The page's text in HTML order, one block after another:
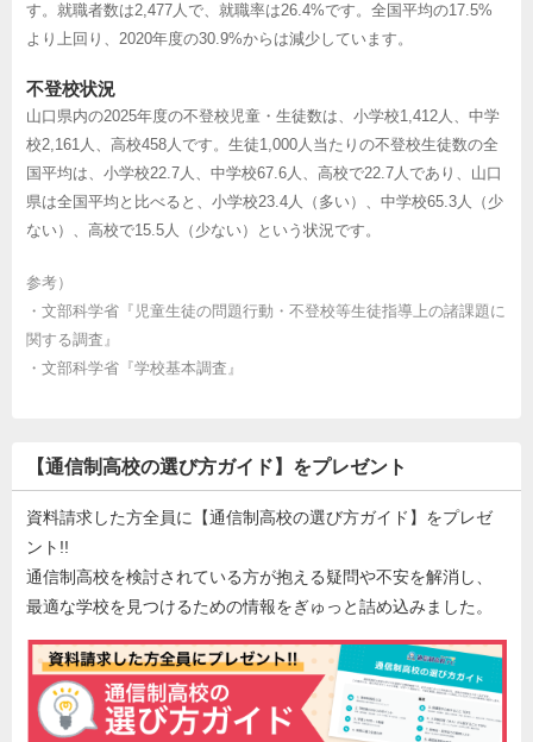
す。就職者数は2,477人で、就職率は26.4%です。全国平均の17.5%
より上回り、2020年度の30.9%からは減少しています。
不登校状況
山口県内の2025年度の不登校児童・生徒数は、小学校1,412人、中学
校2,161人、高校458人です。生徒1,000人当たりの不登校生徒数の全
国平均は、小学校22.7人、中学校67.6人、高校で22.7人であり、山口
県は全国平均と比べると、小学校23.4人（多い）、中学校65.3人（少
ない）、高校で15.5人（少ない）という状況です。
参考）
・ 文部科学省『児童生徒の問題行動・不登校等生徒指導上の諸課題に
関する調査』
・ 文部科学省『学校基本調査』
【通信制高校の選び方ガイド】をプレゼント
資料請求した方全員に【通信制高校の選び方ガイド】をプレゼ
ント!!
通信制高校を検討されている方が抱える疑問や不安を解消し、
最適な学校を見つけるための情報をぎゅっと詰め込みました。